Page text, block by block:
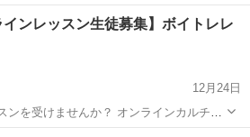
♪ᐠ( ᐛ )ᐟᐠ( ᐖ )ᐟ 〜自己紹介〜 岐
インレッスン生徒募集】ボイトレレ
12月24日
んか？ オンラインカルチャ
徒募集中です。 【おんかる】は